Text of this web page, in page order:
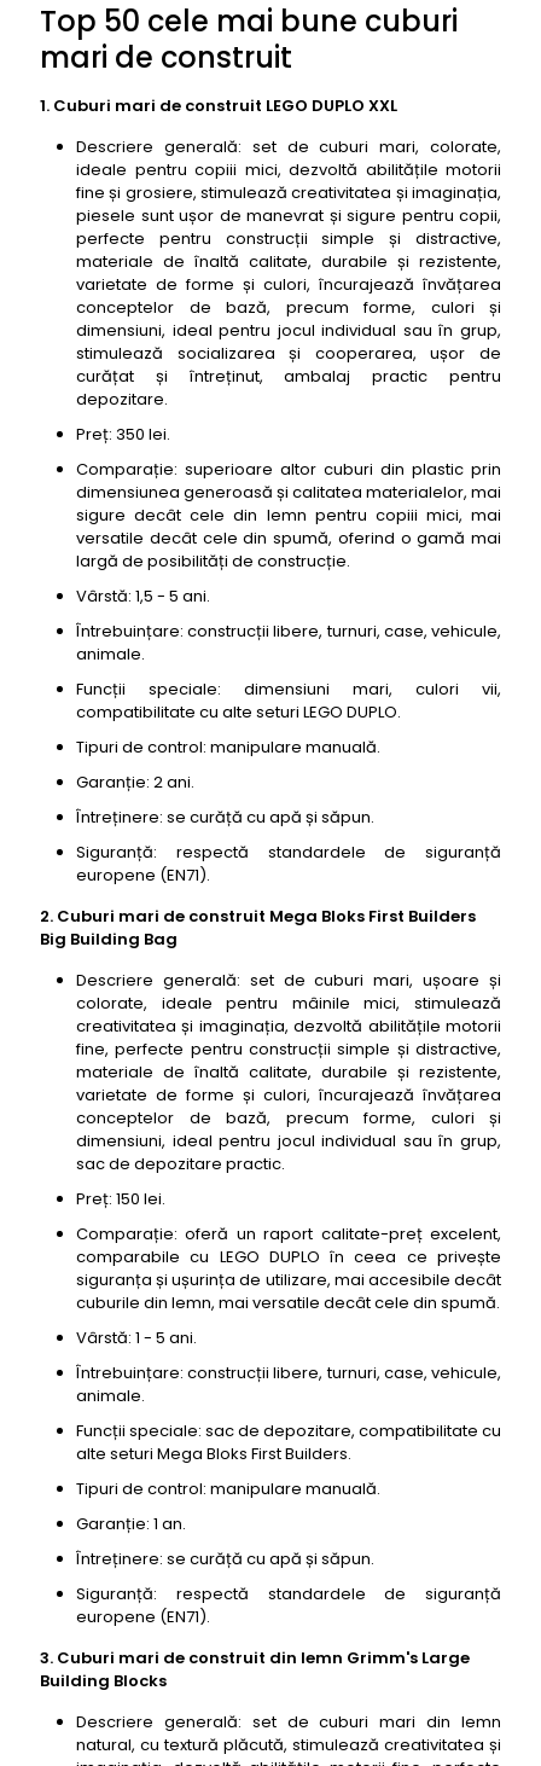
Top 50 cele mai bune cuburi
mari de construit
1. Cuburi mari de construit LEGO DUPLO XXL
Descriere generală: set de cuburi mari, colorate,
ideale pentru copiii mici, dezvoltă abilitățile motorii
fine și grosiere, stimulează creativitatea și imaginația,
piesele sunt ușor de manevrat și sigure pentru copii,
perfecte pentru construcții simple și distractive,
materiale de înaltă calitate, durabile și rezistente,
varietate de forme și culori, încurajează învățarea
conceptelor de bază, precum forme, culori și
dimensiuni, ideal pentru jocul individual sau în grup,
stimulează socializarea și cooperarea, ușor de
curățat și întreținut, ambalaj practic pentru
depozitare.
Preț: 350 lei.
Comparație: superioare altor cuburi din plastic prin
dimensiunea generoasă și calitatea materialelor, mai
sigure decât cele din lemn pentru copiii mici, mai
versatile decât cele din spumă, oferind o gamă mai
largă de posibilități de construcție.
Vârstă: 1,5 - 5 ani.
Întrebuințare: construcții libere, turnuri, case, vehicule,
animale.
Funcții speciale: dimensiuni mari, culori vii,
compatibilitate cu alte seturi LEGO DUPLO.
Tipuri de control: manipulare manuală.
Garanție: 2 ani.
Întreținere: se curăță cu apă și săpun.
Siguranță: respectă standardele de siguranță
europene (EN71).
2. Cuburi mari de construit Mega Bloks First Builders
Big Building Bag
Descriere generală: set de cuburi mari, ușoare și
colorate, ideale pentru mâinile mici, stimulează
creativitatea și imaginația, dezvoltă abilitățile motorii
fine, perfecte pentru construcții simple și distractive,
materiale de înaltă calitate, durabile și rezistente,
varietate de forme și culori, încurajează învățarea
conceptelor de bază, precum forme, culori și
dimensiuni, ideal pentru jocul individual sau în grup,
sac de depozitare practic.
Preț: 150 lei.
Comparație: oferă un raport calitate-preț excelent,
comparabile cu LEGO DUPLO în ceea ce privește
siguranța și ușurința de utilizare, mai accesibile decât
cuburile din lemn, mai versatile decât cele din spumă.
Vârstă: 1 - 5 ani.
Întrebuințare: construcții libere, turnuri, case, vehicule,
animale.
Funcții speciale: sac de depozitare, compatibilitate cu
alte seturi Mega Bloks First Builders.
Tipuri de control: manipulare manuală.
Garanție: 1 an.
Întreținere: se curăță cu apă și săpun.
Siguranță: respectă standardele de siguranță
europene (EN71).
3. Cuburi mari de construit din lemn Grimm's Large
Building Blocks
Descriere generală: set de cuburi mari din lemn
natural, cu textură plăcută, stimulează creativitatea și